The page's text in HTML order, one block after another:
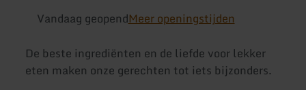
Vandaag geopendMeer openingstijden
De beste ingrediënten en de liefde voor lekker
eten maken onze gerechten tot iets bijzonders.